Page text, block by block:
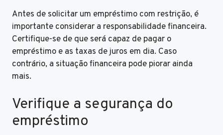
Antes de solicitar um empréstimo com restrição, é
importante considerar a responsabilidade financeira.
Certifique-se de que será capaz de pagar o
empréstimo e as taxas de juros em dia. Caso
contrário, a situação financeira pode piorar ainda
mais.
Verifique a segurança do
empréstimo